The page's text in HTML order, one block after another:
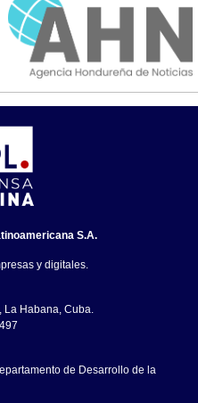
S.A.
y digitales.
La Habana, Cuba.
de Desarrollo de la